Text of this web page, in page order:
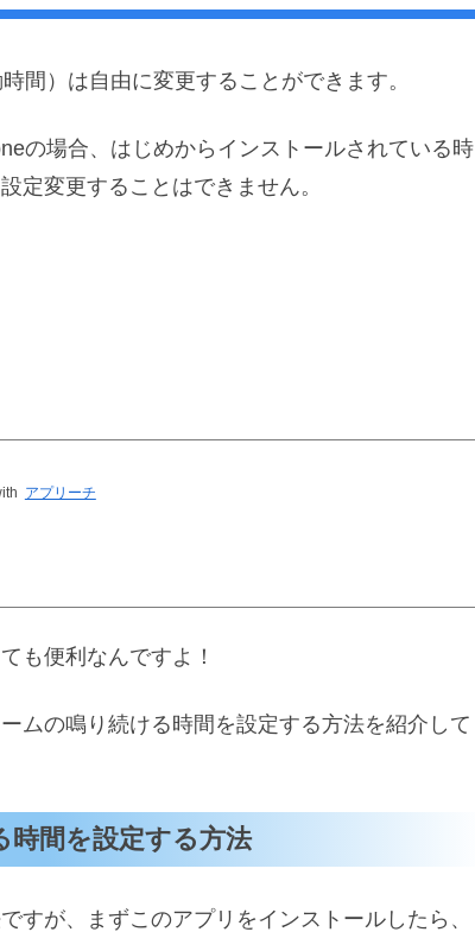
間）は自由に変更することができます。
の場合、はじめからインストールされている時
定変更することはできません。
アプリーチ
も便利なんですよ！
ムの鳴り続ける時間を設定する方法を紹介して
間を設定する方法
すが、まずこのアプリをインストールしたら、